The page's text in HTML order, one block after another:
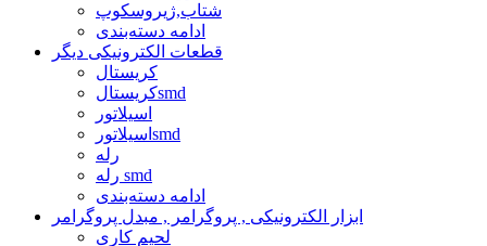
شتاب,ژیروسکوپ
ادامه دسته‌بندی
قطعات الکترونیکی دیگر
کریستال
کریستالsmd
اسیلاتور
اسیلاتورsmd
رله
رله smd
ادامه دسته‌بندی
ابزار الکترونیکی , پروگرامر , مبدل پروگرامر
لحیم کاری